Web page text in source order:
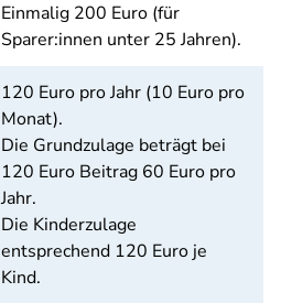
Einmalig 200 Euro (für
Sparer:innen unter 25 Jahren).
120 Euro pro Jahr (10 Euro pro
Monat).
Die Grundzulage beträgt bei
120 Euro Beitrag 60 Euro pro
Jahr.
Die Kinderzulage
entsprechend 120 Euro je
Kind.